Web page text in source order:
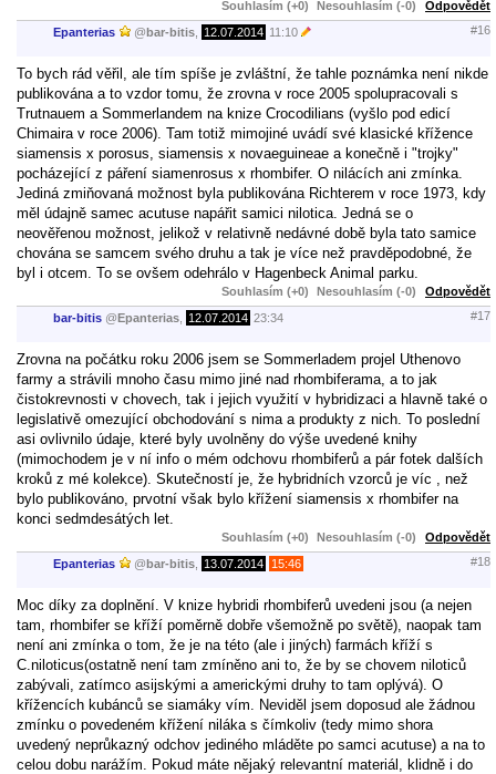
Souhlasím (+0) Nesouhlasím (-0) Odpovědět
Epanterias @ bar-bitis 12.07.2014 11:10 #16
To bych rád věřil, ale tím spíše je zvláštní, že tahle poznámka není nikde
publikována a to vzdor tomu, že zrovna v roce 2005 spolupracovali s
Trutnauem a Sommerlandem na knize Crocodilians (vyšlo pod edicí
Chimaira v roce 2006). Tam totiž mimojiné uvádí své klasické křížence
siamensis x porosus, siamensis x novaeguineae a konečně i "trojky"
pocházející z páření siamenrosus x rhombifer. O nilácích ani zmínka.
Jediná zmiňovaná možnost byla publikována Richterem v roce 1973, kdy
měl údajně samec acutuse napářit samici nilotica. Jedná se o
neověřenou možnost, jelikož v relativně nedávné době byla tato samice
chována se samcem svého druhu a tak je více než pravděpodobné, že
byl i otcem. To se ovšem odehrálo v Hagenbeck Animal parku.
Souhlasím (+0) Nesouhlasím (-0) Odpovědět
bar-bitis @ Epanterias 12.07.2014 23:34 #17
Zrovna na počátku roku 2006 jsem se Sommerladem projel Uthenovo
farmy a strávili mnoho času mimo jiné nad rhombiferama, a to jak
čistokrevnosti v chovech, tak i jejich využití v hybridizaci a hlavně také o
legislativě omezující obchodování s nima a produkty z nich. To poslední
asi ovlivnilo údaje, které byly uvolněny do výše uvedené knihy
(mimochodem je v ní info o mém odchovu rhombiferů a pár fotek dalších
kroků z mé kolekce). Skutečností je, že hybridních vzorců je víc , než
bylo publikováno, prvotní však bylo křížení siamensis x rhombifer na
konci sedmdesátých let.
Souhlasím (+0) Nesouhlasím (-0) Odpovědět
Epanterias @ bar-bitis 13.07.2014 15:46 #18
Moc díky za doplnění. V knize hybridi rhombiferů uvedeni jsou (a nejen
tam, rhombifer se kříží poměrně dobře všemožně po světě), naopak tam
není ani zmínka o tom, že je na této (ale i jiných) farmách kříží s
C.niloticus(ostatně není tam zmíněno ani to, že by se chovem niloticů
zabývali, zatímco asijskými a americkými druhy to tam oplývá). O
křížencích kubánců se siamáky vím. Neviděl jsem doposud ale žádnou
zmínku o povedeném křížení niláka s čímkoliv (tedy mimo shora
uvedený neprůkazný odchov jediného mláděte po samci acutuse) a na to
celou dobu narážím. Pokud máte nějaký relevantní materiál, klidně i do